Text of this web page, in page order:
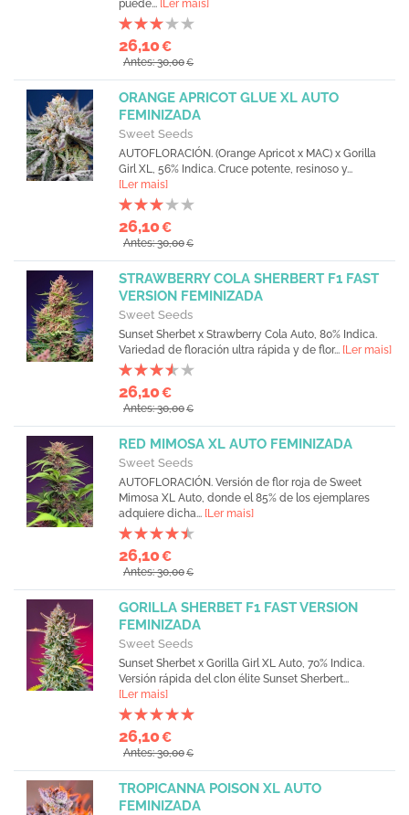
puede... [Ler mais]
26,10€
Antes: 30,00€
ORANGE APRICOT GLUE XL AUTO
FEMINIZADA
Sweet Seeds
AUTOFLORACIÓN. (Orange Apricot x MAC) x Gorilla
Girl XL, 56% Indica. Cruce potente, resinoso y...
[Ler mais]
26,10€
Antes: 30,00€
STRAWBERRY COLA SHERBERT F1 FAST
VERSION FEMINIZADA
Sweet Seeds
Sunset Sherbet x Strawberry Cola Auto, 80% Indica.
Variedad de floración ultra rápida y de flor... [Ler mais]
26,10€
Antes: 30,00€
RED MIMOSA XL AUTO FEMINIZADA
Sweet Seeds
AUTOFLORACIÓN. Versión de flor roja de Sweet
Mimosa XL Auto, donde el 85% de los ejemplares
adquiere dicha... [Ler mais]
26,10€
Antes: 30,00€
GORILLA SHERBET F1 FAST VERSION
FEMINIZADA
Sweet Seeds
Sunset Sherbet x Gorilla Girl XL Auto, 70% Indica.
Versión rápida del clon élite Sunset Sherbert...
[Ler mais]
26,10€
Antes: 30,00€
TROPICANNA POISON XL AUTO
FEMINIZADA